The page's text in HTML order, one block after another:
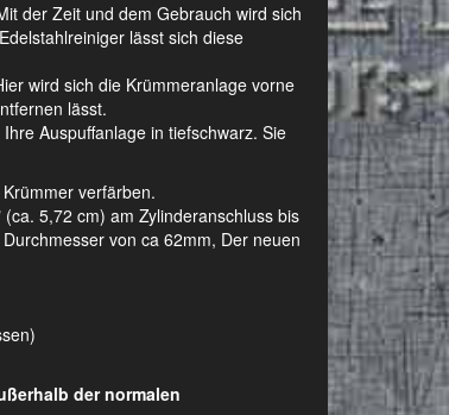
der Zeit und dem Gebrauch wird sich
lässt sich diese
wird sich die Krümmeranlage vorne
lässt.
Auspuffanlage in tiefschwarz. Sie
verfärben.
5,72 cm) am Zylinderanschluss bis
von ca 62mm, Der neuen
der normalen